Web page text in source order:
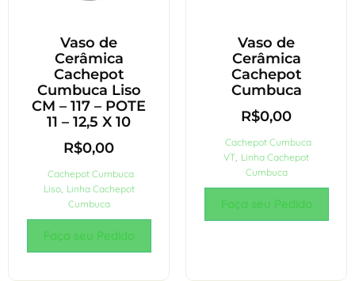
Vaso de
Cerâmica
Cachepot
Cumbuca Liso
CM – 117 – POTE
11 – 12,5 X 10
R$0,00
Cachepot Cumbuca
Liso, Linha Cachepot
Cumbuca
Faça seu Pedido
Vaso de
Cerâmica
Cachepot
Cumbuca
R$0,00
Cachepot Cumbuca
VT, Linha Cachepot
Cumbuca
Faça seu Pedido